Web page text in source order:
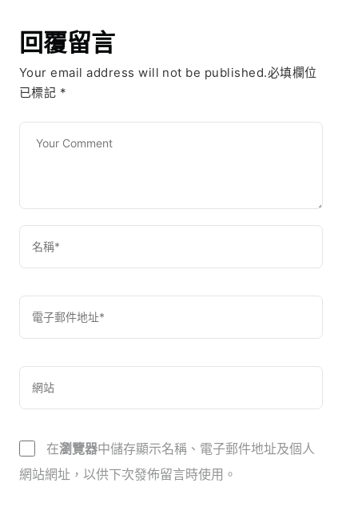
回覆留言
Your email address will not be published.必填欄位
已標記 *
在瀏覽器中儲存顯示名稱、電子郵件地址及個人
網站網址，以供下次發佈留言時使用。